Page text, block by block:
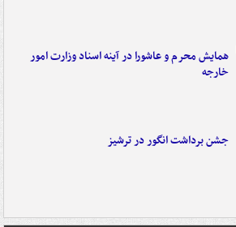
همایش محرم و عاشورا در آینه اسناد وزارت امور
خارجه
جشن برداشت انگور در ترشیز